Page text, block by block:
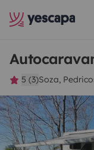
5 (3)Soza,